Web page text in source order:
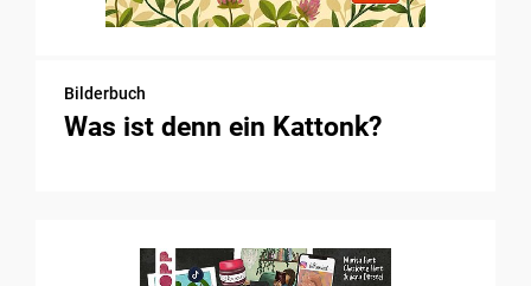
Bilderbuch
Was ist denn ein Kattonk?